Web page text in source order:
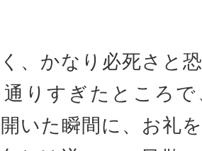
、かなり必死さと
りすぎたところ
いた瞬間に、お礼